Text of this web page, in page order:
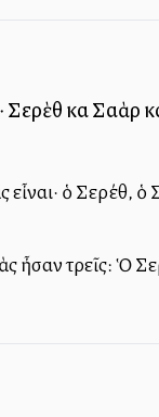
Σερὲθ καὶ Σαὰρ
εἶναι· ὁ Σερέθ,
ἦσαν τρεῖς: Ὁ